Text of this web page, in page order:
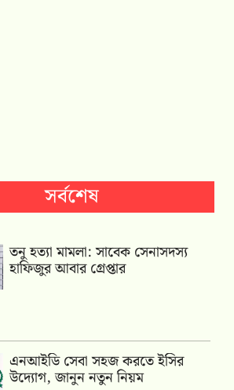
সর্বশেষ
তনু হত্যা মামলা: সাবেক সেনাসদস্য
হাফিজুর আবার গ্রেপ্তার
এনআইডি সেবা সহজ করতে ইসির
উদ্যোগ, জানুন নতুন নিয়ম